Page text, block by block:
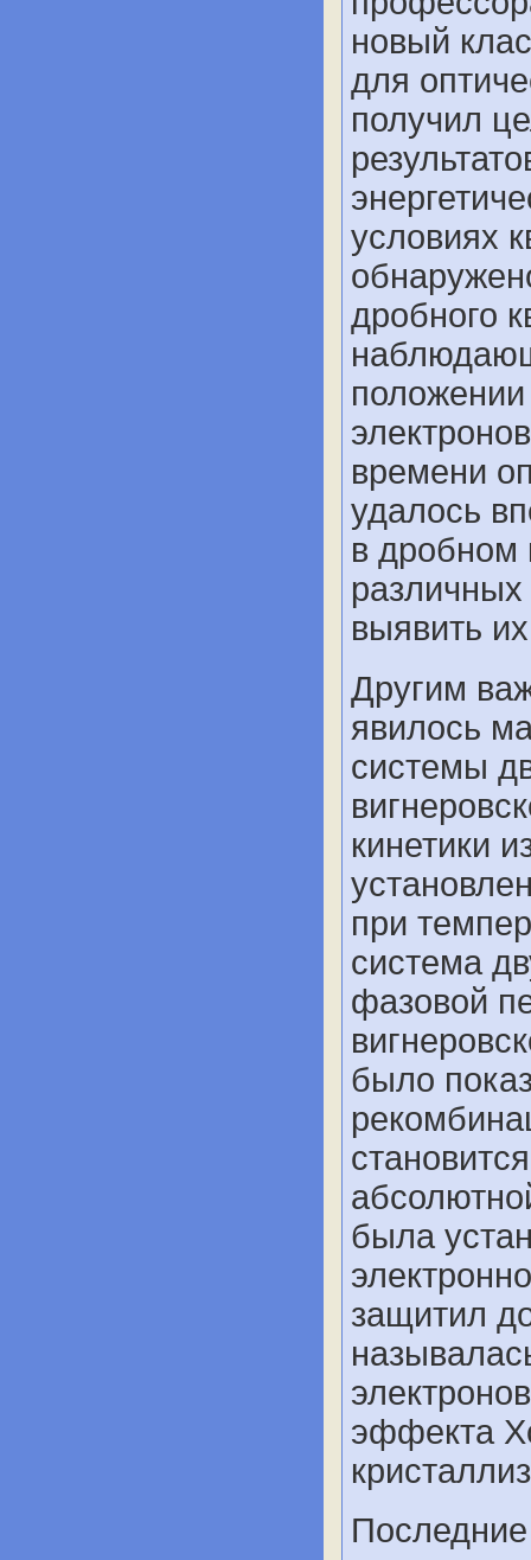
новый
для
получил
условиях
дробного
времени
удалось
в дробном
выявить
Другим
явилось
системы
кинетики
при
система
фазовой
было
была
защитил
эффекта